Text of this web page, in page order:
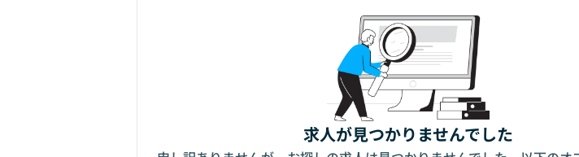
求人が見つかりませんでした